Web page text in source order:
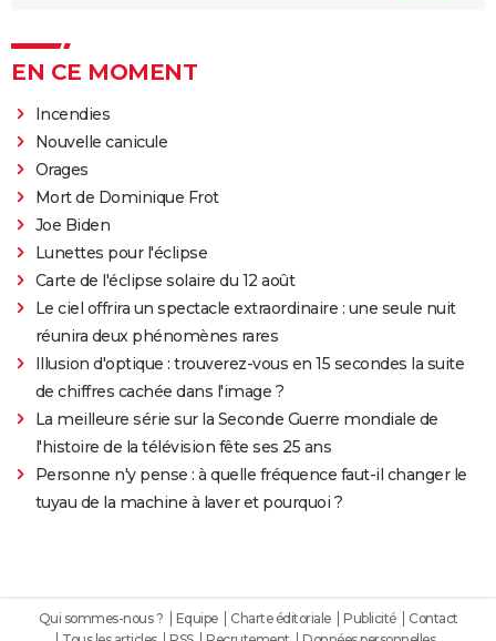
EN CE MOMENT
Incendies
Nouvelle canicule
Orages
Mort de Dominique Frot
Joe Biden
Lunettes pour l'éclipse
Carte de l'éclipse solaire du 12 août
Le ciel offrira un spectacle extraordinaire : une seule nuit
réunira deux phénomènes rares
Illusion d'optique : trouverez-vous en 15 secondes la suite
de chiffres cachée dans l'image ?
La meilleure série sur la Seconde Guerre mondiale de
l'histoire de la télévision fête ses 25 ans
Personne n'y pense : à quelle fréquence faut-il changer le
tuyau de la machine à laver et pourquoi ?
Qui sommes-nous ? Equipe Charte éditoriale Publicité
Contact